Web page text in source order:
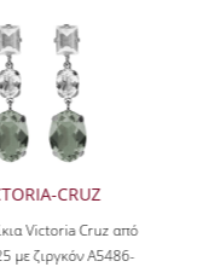
CRUZ
Victoria Cruz από
με ζιργκόν A5486-